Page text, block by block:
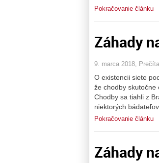
Pokračovanie článku
Záhady
9. marca 2018,
O existencii siete
že chodby skutočne
Chodby sa tiahli z
niektorých
Pokračovanie článku
Záhady